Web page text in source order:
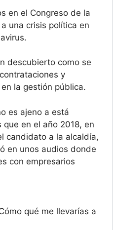
en el Congreso de la
una crisis política en
descubierto como se
y
la gestión pública.
es ajeno a está
en el año 2018, en
candidato a la alcaldía,
en unos audios donde
con empresarios
qué me llevarías a